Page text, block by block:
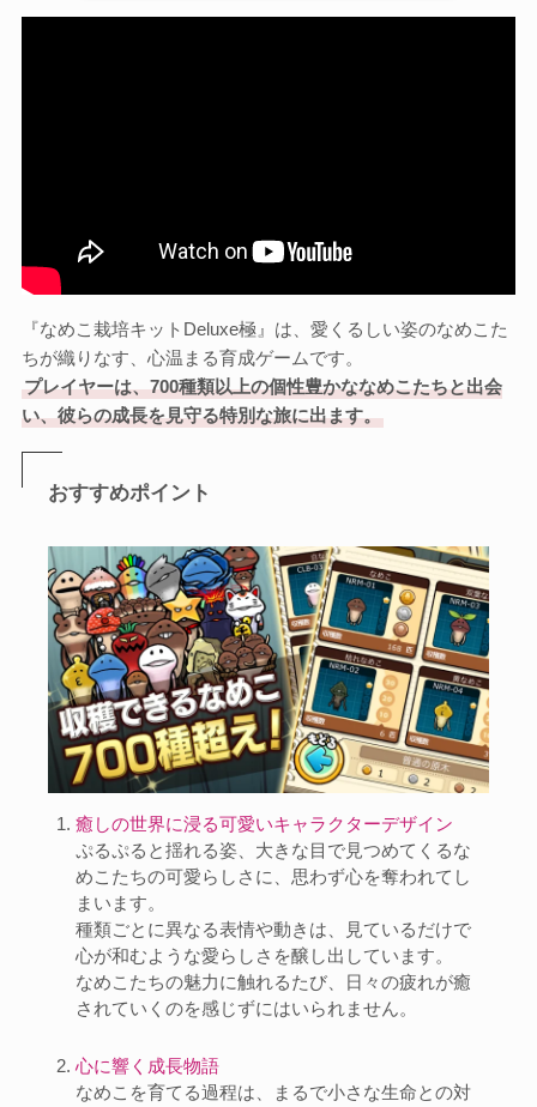
『なめこ栽培キットDeluxe極』は、愛くるしい姿のなめこた
ちが織りなす、心温まる育成ゲームです。
プレイヤーは、700種類以上の個性豊かななめこたちと出会
い、彼らの成長を見守る特別な旅に出ます。
おすすめポイント
癒しの世界に浸る可愛いキャラクターデザイン
ぷるぷると揺れる姿、大きな目で見つめてくるな
めこたちの可愛らしさに、思わず心を奪われてし
まいます。
種類ごとに異なる表情や動きは、見ているだけで
心が和むような愛らしさを醸し出しています。
なめこたちの魅力に触れるたび、日々の疲れが癒
されていくのを感じずにはいられません。
心に響く成長物語
なめこを育てる過程は、まるで小さな生命との対